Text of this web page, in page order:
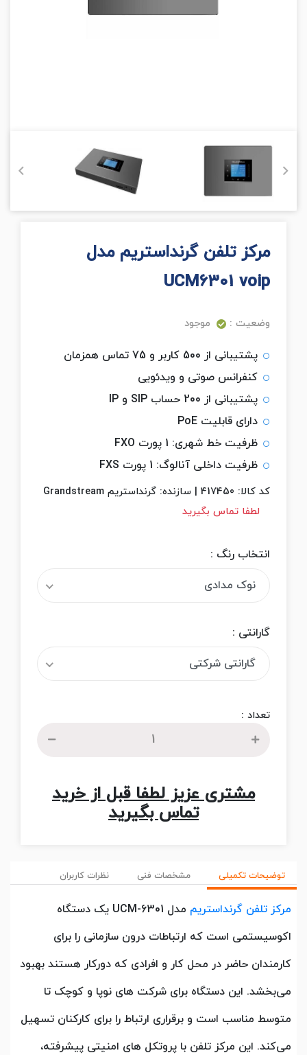
مرکز تلفن گرنداستریم مدل
UCM6301 voip
وضعیت : موجود
پشتیبانی از 500 کاربر و 75 تماس همزمان
کنفرانس صوتی و ویدئویی
پشتیبانی از 200 حساب SIP و IP
دارای قابلیت PoE
ظرفیت خط شهری: 1 پورت FXO
ظرفیت داخلی آنالوگ: 1 پورت FXS
کد کالا: 417450
| سازنده: گرنداستریم Grandstream
لطفا تماس بگیرید
انتخاب رنگ :
نوک مدادی
گارانتی :
گارانتی شرکتی
تعداد :
مشتری عزیز لطفا قبل از خرید
تماس بگیرید
توضیحات تکمیلی مشخصات فنی نظرات کاربران
مرکز تلفن گرنداستریم
مدل UCM-6301 یک دستگاه
اکوسیستمی است که ارتباطات درون سازمانی را برای
کارمندان حاضر در محل کار و افرادی که دورکار هستند بهبود
می‌بخشد. این دستگاه برای شرکت های نوپا و کوچک تا
متوسط مناسب است و برقراری ارتباط را برای کارکنان تسهیل
می‌کند. این مرکز تلفن با پروتکل های امنیتی پیشرفته،